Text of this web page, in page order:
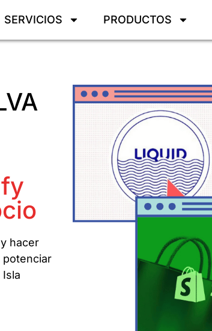
SERVICIOS PRODUCTOS
hacer
potenciar